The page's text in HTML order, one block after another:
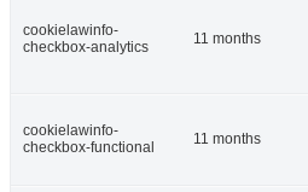
cookielawinfo-
checkbox-analytics
11 months
cookielawinfo-
checkbox-functional
11 months